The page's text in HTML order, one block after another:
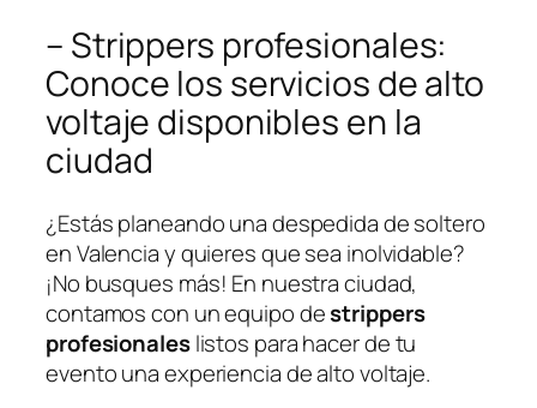
– Strippers profesionales:
Conoce los ⁤servicios de alto
‍voltaje disponibles en la
ciudad
¿Estás planeando una despedida ⁣de soltero
en Valencia ‌y quieres que sea inolvidable?
¡No busques más! En⁣ nuestra ciudad,
contamos con un equipo destrippers
profesionaleslistos para hacer de tu
evento una experiencia de alto voltaje.